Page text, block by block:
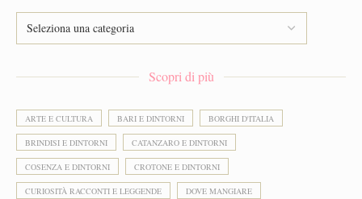
Scopri di più
ARTE E CULTURA BARI E DINTORNI BORGHI D'ITALIA
BRINDISI E DINTORNI CATANZARO E DINTORNI
COSENZA E DINTORNI CROTONE E DINTORNI
CURIOSITÀ RACCONTI E LEGGENDE DOVE MANGIARE